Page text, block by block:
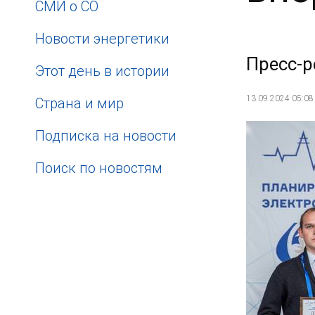
СМИ о СО
Новости энергетики
Этот день в истории
Страна и мир
Подписка на новости
Поиск по новостям
Пресс-
13.09.2024 05:08